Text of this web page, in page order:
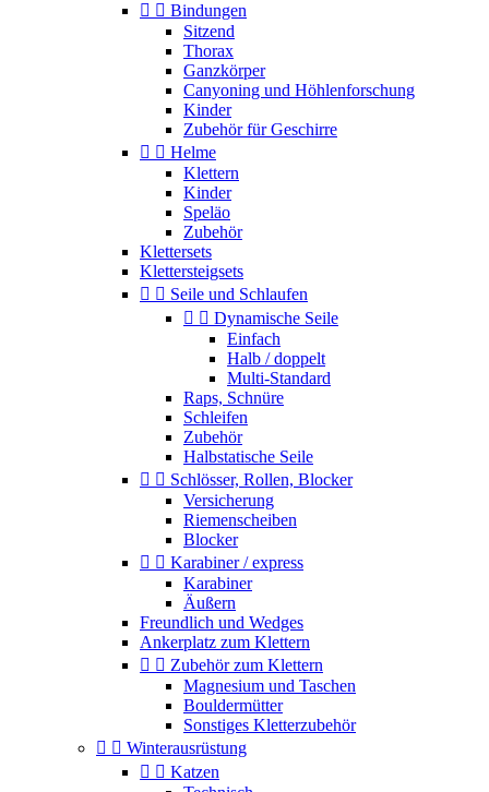
  Bindungen
Sitzend
Thorax
Ganzkörper
Canyoning und Höhlenforschung
Kinder
Zubehör für Geschirre
  Helme
Klettern
Kinder
Speläo
Zubehör
Klettersets
Klettersteigsets
  Seile und Schlaufen
  Dynamische Seile
Einfach
Halb / doppelt
Multi-Standard
Raps, Schnüre
Schleifen
Zubehör
Halbstatische Seile
  Schlösser, Rollen, Blocker
Versicherung
Riemenscheiben
Blocker
  Karabiner / express
Karabiner
Äußern
Freundlich und Wedges
Ankerplatz zum Klettern
  Zubehör zum Klettern
Magnesium und Taschen
Bouldermütter
Sonstiges Kletterzubehör
  Winterausrüstung
  Katzen